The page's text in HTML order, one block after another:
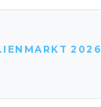
2026